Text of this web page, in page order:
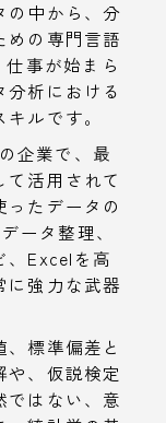
の中から、分
めの専門言語
事が始まら
析における
ルです。
企業で、最
活用されて
たデータの
ータ整理、
、Excelを高
に強力な武器
標準偏差と
や、仮説検定
ではない、意